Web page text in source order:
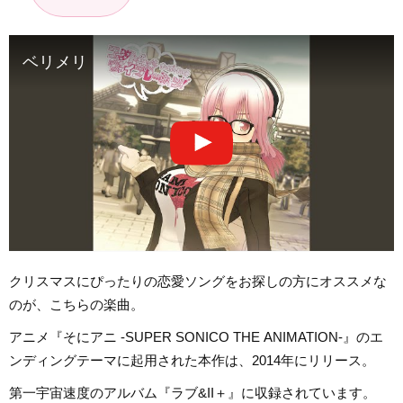
ベリメリ
クリスマスにぴったりの恋愛ソングをお探しの方にオススメな
のが、こちらの楽曲。
アニメ『そにアニ -SUPER SONICO THE ANIMATION-』のエ
ンディングテーマに起用された本作は、2014年にリリース。
第一宇宙速度のアルバム『ラブ&II＋』に収録されています。